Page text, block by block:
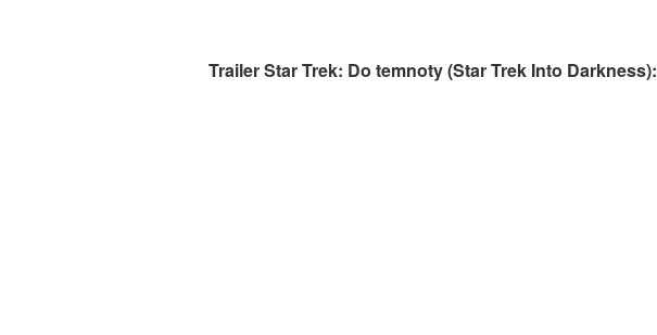
Trailer Star Trek: Do temnoty (Star Trek Into Darkness):